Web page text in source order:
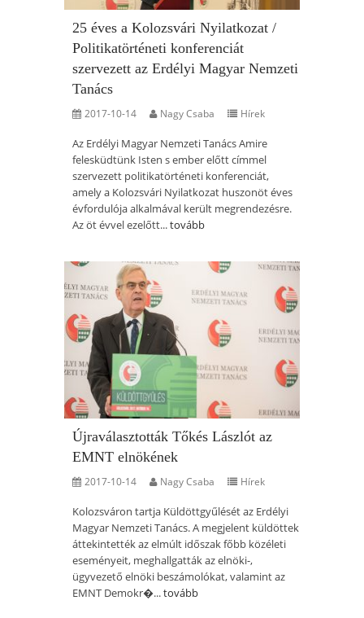
25 éves a Kolozsvári Nyilatkozat /
Politikatörténeti konferenciát
szervezett az Erdélyi Magyar Nemzeti
Tanács
2017-10-14 Nagy Csaba Hírek
Az Erdélyi Magyar Nemzeti Tanács Amire
felesküdtünk Isten s ember előtt címmel
szervezett politikatörténeti konferenciát,
amely a Kolozsvári Nyilatkozat huszonöt éves
évfordulója alkalmával került megrendezésre.
Az öt évvel ezelőtt...tovább
Újraválasztották Tőkés Lászlót az
EMNT elnökének
2017-10-14 Nagy Csaba Hírek
Kolozsváron tartja Küldöttgyűlését az Erdélyi
Magyar Nemzeti Tanács. A megjelent küldöttek
áttekintették az elmúlt időszak főbb közéleti
eseményeit, meghallgatták az elnöki-,
ügyvezető elnöki beszámolókat, valamint az
EMNT Demokr�...tovább